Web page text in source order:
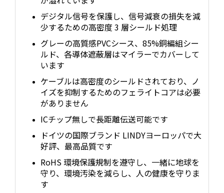
デジタル信号を保護し、信号減衰の損失を減
少するための高密度 3 層シールド処理
グレーの高質感PVCシース、85%銅編組シー
ルド、各導体遮蔽層はマイラーでカバーして
います
ケーブルは高密度のシールドされており、ノ
イズを抑制するためのフェライトコアは必要
がありません
ICチップ無しで長距離伝送可能です
ドイツの国際ブランド LINDYヨーロッパで大
好評、最高品質です
RoHS 環境保護規制を遵守し、一緒に地球を
守り、環境汚染を減らし、人の健康を守りま
す